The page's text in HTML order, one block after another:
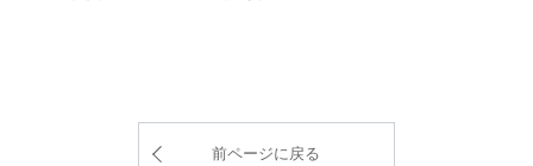
前ページに戻る